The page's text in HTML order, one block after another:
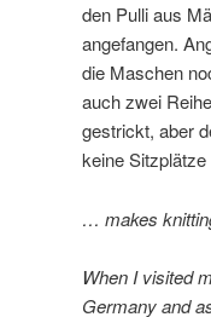
den Pulli aus
angefangen.
die Maschen
auch zwei
gestrickt, aber
keine
… makes
When I visited
Germany and